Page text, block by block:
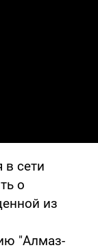
в сети
о
из
"Алмаз-